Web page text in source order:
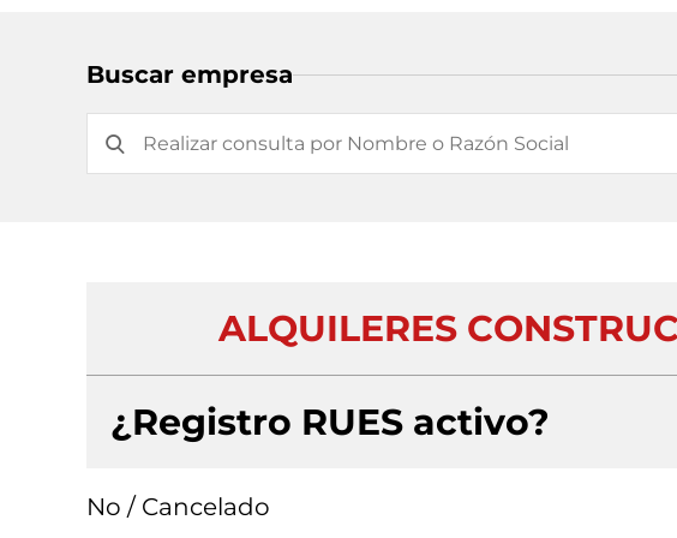
Buscar empresa
ALQUILERES
¿Registro RUES activo?
No / Cancelado